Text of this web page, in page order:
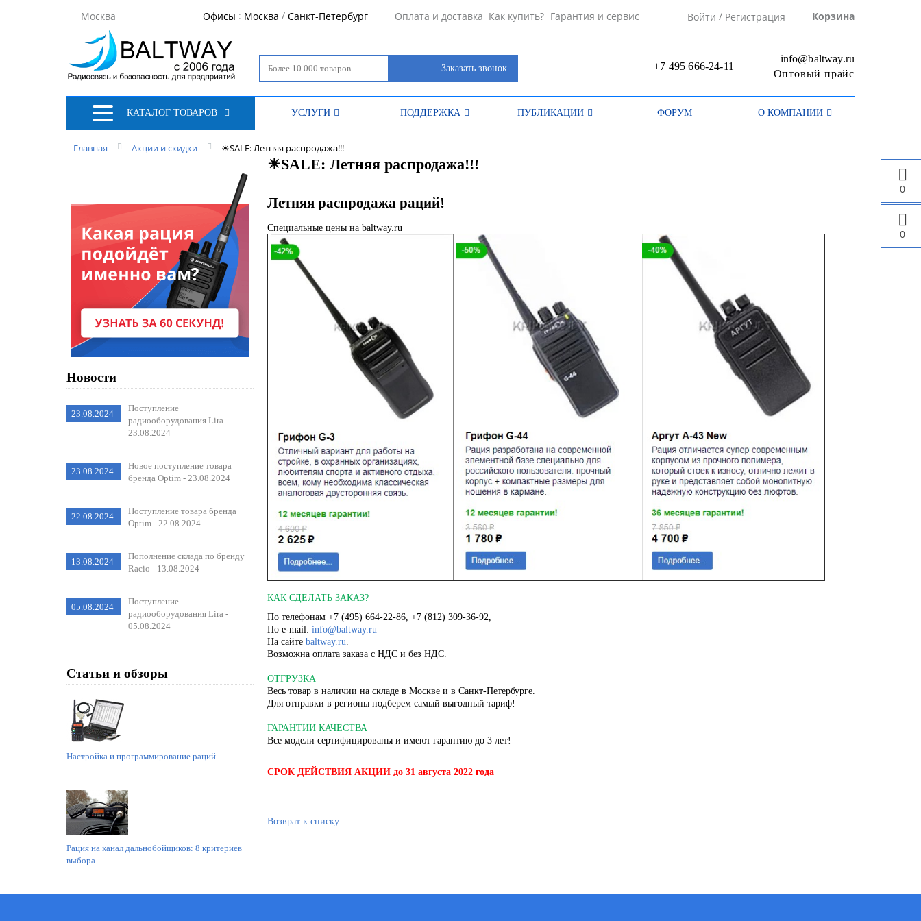
Москва Офисы : Москва / Санкт-Петербург Оплата и доставка Как купить? Гарантия и сервис Войти / Регистрация Корзина
0
0
Заказать звонок +7 495 666-24-11
info@baltway.ru
Оптовый прайс
КАТАЛОГ ТОВАРОВ УСЛУГИ ПОДДЕРЖКА ПУБЛИКАЦИИ ФОРУМ О КОМПАНИИ
Главная Акции и скидки ☀SALE: Летняя распродажа!!!
Новости
23.08.2024
Поступление
радиооборудования Lira -
23.08.2024
23.08.2024
Новое поступление товара
бренда Optim - 23.08.2024
22.08.2024
Поступление товара бренда
Optim - 22.08.2024
13.08.2024
Пополнение склада по бренду
Racio - 13.08.2024
05.08.2024
Поступление
радиооборудования Lira -
05.08.2024
Статьи и обзоры
Настройка и программирование раций
Рация на канал дальнобойщиков: 8 критериев
выбора
☀SALE: Летняя распродажа!!!
Летняя распродажа раций!
Специальные цены на baltway.ru
КАК СДЕЛАТЬ ЗАКАЗ?
По телефонам +7 (495) 664-22-86, +7 (812) 309-36-92,
По e-mail: info@baltway.ru
На сайте baltway.ru.
Возможна оплата заказа с НДС и без НДС.
ОТГРУЗКА
Весь товар в наличии на складе в Москве и в Санкт-Петербурге.
Для отправки в регионы подберем самый выгодный тариф!
ГАРАНТИИ КАЧЕСТВА
Все модели сертифицированы и имеют гарантию до 3 лет!
СРОК ДЕЙСТВИЯ АКЦИИдо 31 августа 2022 года
Возврат к списку